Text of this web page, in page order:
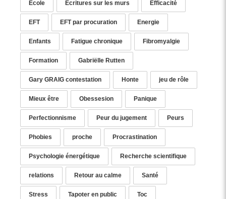
Ecole Ecritures sur les murs Efficacité
EFT EFT par procuration Energie
Enfants Fatigue chronique Fibromyalgie
Formation Gabriëlle Rutten
Gary GRAIG contestation Honte jeu de rôle
Mieux être Obessesion Panique
Perfectionnisme Peur du jugement Peurs
Phobies proche Procrastination
Psychologie énergétique Recherche scientifique
relations Retour au calme Santé
Stress Tapoter en public Toc